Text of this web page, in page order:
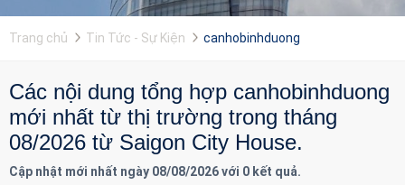
Trang chủ Tin Tức - Sự Kiện canhobinhduong
Các nội dung tổng hợp canhobinhduong
mới nhất từ thị trường trong tháng
08/2026 từ Saigon City House.
Cập nhật mới nhất ngày 08/08/2026 với 0 kết quả.